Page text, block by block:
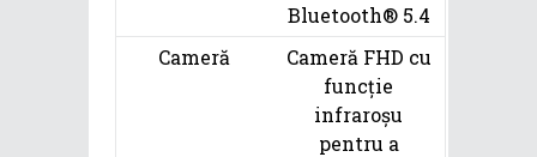
Bluetooth® 5.4
Cameră
Cameră FHD cu
funcție
infraroșu
pentru a